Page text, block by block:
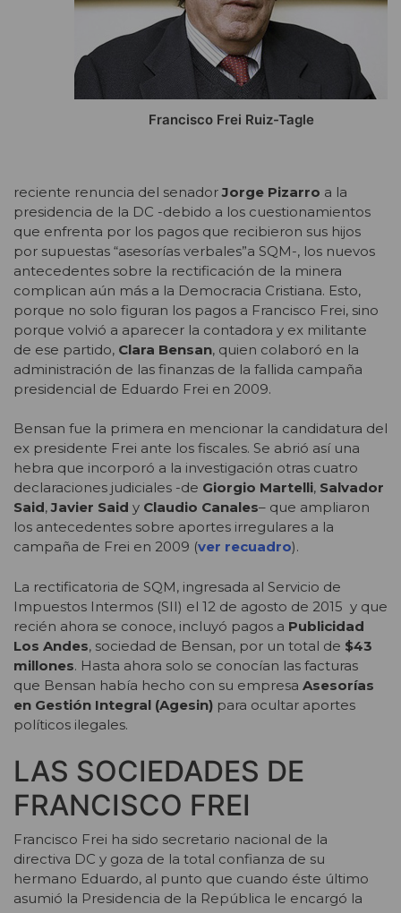
Francisco Frei Ruiz-Tagle
reciente renuncia del senadorJorge Pizarro a la
presidencia de la DC -debido a los cuestionamientos
que enfrenta por los pagos que recibieron sus hijos
por supuestas “asesorías verbales”a SQM-, los nuevos
antecedentes sobre la rectificación de la minera
complican aún más a la Democracia Cristiana. Esto,
porque no solo figuran los pagos a Francisco Frei, sino
porque volvió a aparecer la contadora y ex militante
de ese partido, Clara Bensan, quien colaboró en la
administración de las finanzas de la fallida campaña
presidencial de Eduardo Frei en 2009.
Bensan fue la primera en mencionar la candidatura del
ex presidente Frei ante los fiscales. Se abrió así una
hebra que incorporó a la investigación otras cuatro
declaraciones judiciales -de Giorgio Martelli, Salvador
Said,Javier Said y Claudio Canales– que ampliaron
los antecedentes sobre aportes irregulares a la
campaña de Frei en 2009 (ver recuadro).
La rectificatoria de SQM, ingresada al Servicio de
Impuestos Intermos (SII) el 12 de agosto de 2015 y que
recién ahora se conoce, incluyó pagos a Publicidad
Los Andes, sociedad de Bensan, por un total de $43
millones. Hasta ahora solo se conocían las facturas
que Bensan había hecho con su empresa Asesorías
en Gestión Integral (Agesin) para ocultar aportes
políticos ilegales.
LAS SOCIEDADES DE
FRANCISCO FREI
Francisco Frei ha sido secretario nacional de la
directiva DC y goza de la total confianza de su
hermano Eduardo, al punto que cuando éste último
asumió la Presidencia de la República le encargó la